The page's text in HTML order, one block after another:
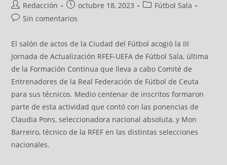
Redacción octubre 18, 2023
Fútbol Sala
Sin comentarios
El salón de actos de la Ciudad del Fútbol acogió la III
Jornada de Actualización RFEF-UEFA de Fútbol Sala, última
de la Formación Continua que lleva a cabo Comité de
Entrenadores de la Real Federación de Fútbol de Ceuta
para sus técnicos. Medio centenar de inscritos formaron
parte de esta actividad que contó con las ponencias de
Claudia Pons, seleccionadora nacional absoluta, y Mon
Barreiro, técnico de la RFEF en las distintas selecciones
nacionales.